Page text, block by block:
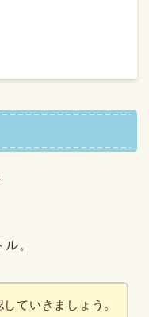
。
ていきましょう。